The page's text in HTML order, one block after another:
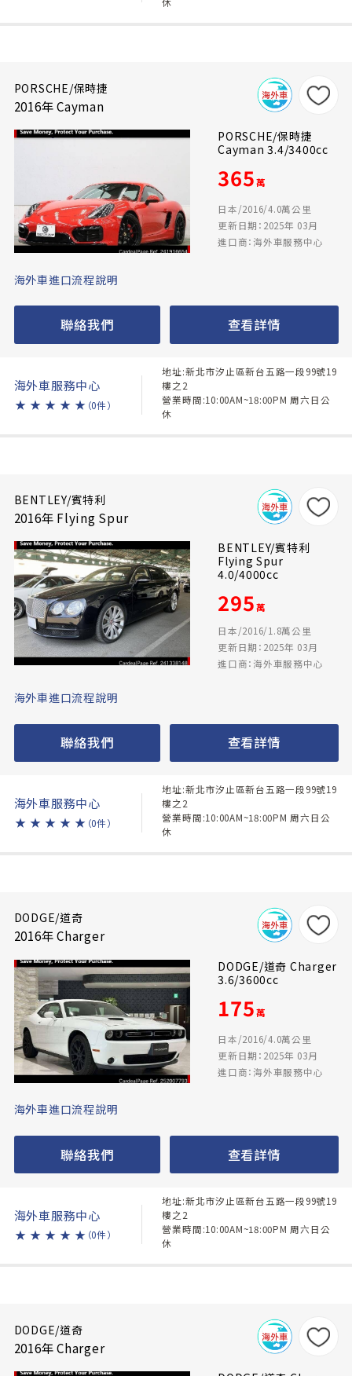
PORSCHE/保時捷
2016年 Cayman
PORSCHE/保時捷
Cayman 3.4/3400cc
365萬
日本/2016/4.0萬公里
更新日期：2025年 03月
進口商：海外車服務中心
海外車進口流程說明
聯絡我們 查看詳情
海外車服務中心
★ ★ ★ ★ ★ （0件）
地址:新北市汐止區新台五路一段99號19
樓之2
營業時間:10:00AM~18:00PM 周六日公
休
BENTLEY/賓特利
2016年 Flying Spur
BENTLEY/賓特利
Flying Spur
4.0/4000cc
295萬
日本/2016/1.8萬公里
更新日期：2025年 03月
進口商：海外車服務中心
海外車進口流程說明
聯絡我們 查看詳情
海外車服務中心
★ ★ ★ ★ ★ （0件）
地址:新北市汐止區新台五路一段99號19
樓之2
營業時間:10:00AM~18:00PM 周六日公
休
DODGE/道奇
2016年 Charger
DODGE/道奇 Charger
3.6/3600cc
175萬
日本/2016/4.0萬公里
更新日期：2025年 03月
進口商：海外車服務中心
海外車進口流程說明
聯絡我們 查看詳情
海外車服務中心
★ ★ ★ ★ ★ （0件）
地址:新北市汐止區新台五路一段99號19
樓之2
營業時間:10:00AM~18:00PM 周六日公
休
DODGE/道奇
2016年 Charger